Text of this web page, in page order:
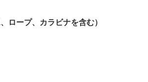
ープ、カラビナを含む）